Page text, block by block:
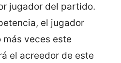
jugador del partido.
el jugador
veces este
el acreedor de este